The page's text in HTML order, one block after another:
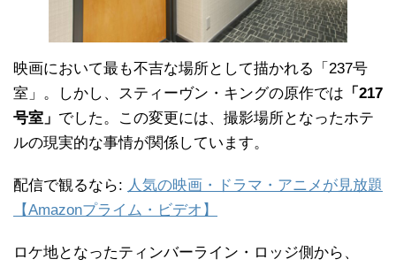
映画において最も不吉な場所として描かれる「237号
室」。しかし、スティーヴン・キングの原作では 「217
号室」 でした。この変更には、撮影場所となったホテ
ルの現実的な事情が関係しています。
配信で観るなら: 人気の映画・ドラマ・アニメが見放題
【Amazonプライム・ビデオ】
ロケ地となったティンバーライン・ロッジ側から、